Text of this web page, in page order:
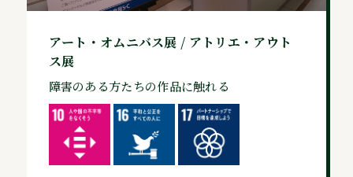
アート・オムニバス展 / アトリエ・アウト
ス展
障害のある方たちの作品に触れる